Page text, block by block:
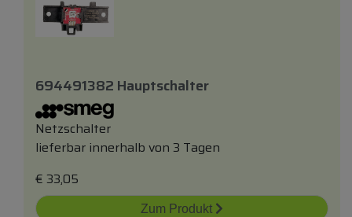
694491382 Hauptschalter
Netzschalter
lieferbar innerhalb von 3 Tagen
€ 33,05
Zum Produkt